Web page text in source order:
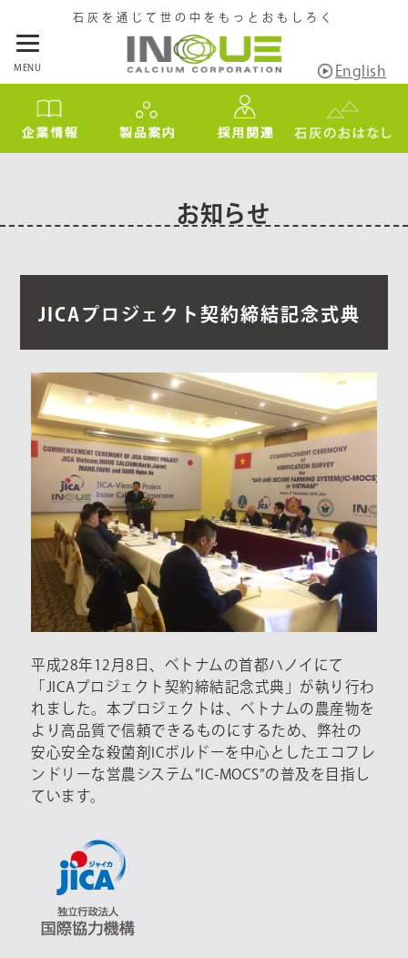
石灰を通じて世の中をもっとおもしろく
English
MENU
お知らせ
JICAプロジェクト契約締結記念式典
平成28年12月8日、ベトナムの首都ハノイにて
「JICAプロジェクト契約締結記念式典」が執り行わ
れました。本プロジェクトは、ベトナムの農産物を
より高品質で信頼できるものにするため、弊社の
安心安全な殺菌剤ICボルドーを中心としたエコフレ
ンドリーな営農システム”IC-MOCS”の普及を目指し
ています。